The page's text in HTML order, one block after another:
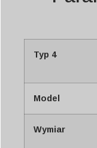
Typ 4
Model
Wymiar